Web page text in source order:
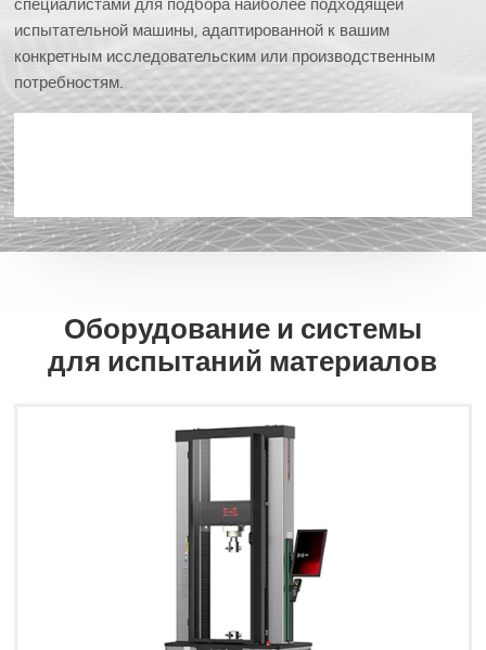
специалистами для подбора наиболее подходящей
испытательной машины, адаптированной к вашим
конкретным исследовательским или производственным
потребностям.
Оборудование и системы
для испытаний материалов